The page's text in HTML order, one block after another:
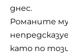
днес.
Романите
като по